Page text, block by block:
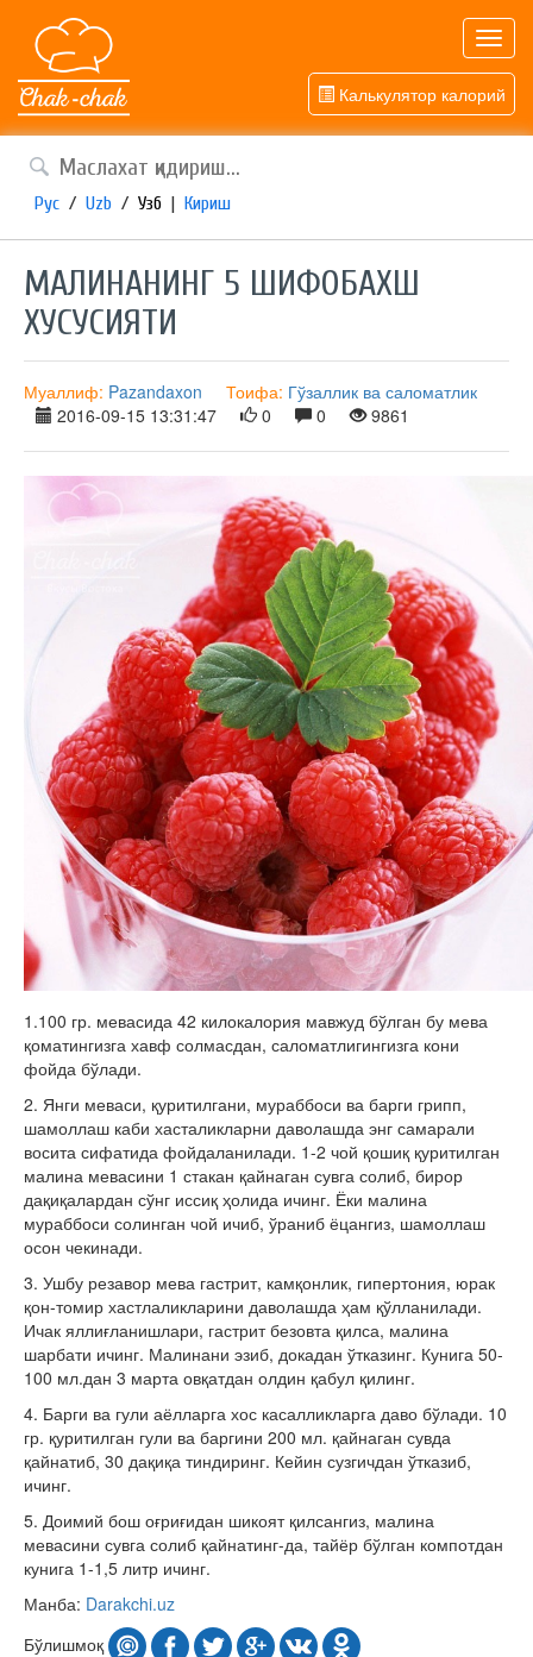
Калькулятор калорий
Рус / Uzb / Узб | Кириш
МАЛИНАНИНГ 5 ШИФОБАХШ
ХУСУСИЯТИ
Муаллиф: Pazandaxon Тоифа: Гўзаллик ва саломатлик
2016-09-15 13:31:47
0 0 9861
1.100 гр. мевасида 42 килокалория мавжуд бўлган бу мева
қоматингизга хавф солмасдан, саломатлигингизга кони
фойда бўлади.
2. Янги меваси, қуритилгани, мураббоси ва барги грипп,
шамоллаш каби хасталикларни даволашда энг самарали
восита сифатида фойдаланилади. 1-2 чой қошиқ қуритилган
малина мевасини 1 стакан қайнаган сувга солиб, бирор
дақиқалардан сўнг иссиқ ҳолида ичинг. Ёки малина
мураббоси солинган чой ичиб, ўраниб ёцангиз, шамоллаш
осон чекинади.
3. Ушбу резавор мева гастрит, камқонлик, гипертония, юрак
қон-томир хастлаликларини даволашда ҳам қўлланилади.
Ичак яллиғланишлари, гастрит безовта қилса, малина
шарбати ичинг. Малинани эзиб, докадан ўтказинг. Кунига 50-
100 мл.дан 3 марта овқатдан олдин қабул қилинг.
4. Барги ва гули аёлларга хос касалликларга даво бўлади. 10
гр. қуритилган гули ва баргини 200 мл. қайнаган сувда
қайнатиб, 30 дақиқа тиндиринг. Кейин сузгичдан ўтказиб,
ичинг.
5. Доимий бош оғриғидан шикоят қилсангиз, малина
мевасини сувга солиб қайнатинг-да, тайёр бўлган компотдан
кунига 1-1,5 литр ичинг.
Манба: Darakchi.uz
Бўлишмоқ